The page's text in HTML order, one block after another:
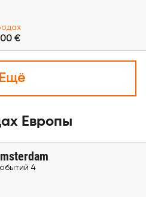
€
Ещё
Европы
4